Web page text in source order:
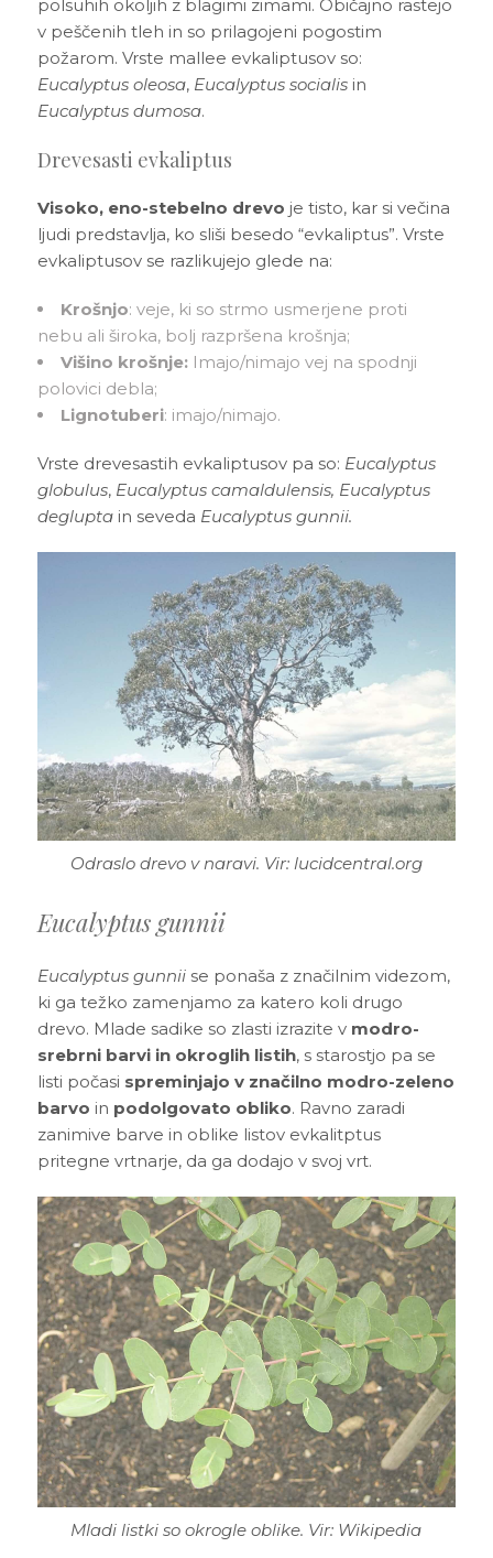
polsuhih okoljih z blagimi zimami. Običajno rastejo
v peščenih tleh in so prilagojeni pogostim
požarom. Vrste mallee evkaliptusov so:
Eucalyptus oleosa, Eucalyptus socialisin
Eucalyptus dumosa.
Drevesasti evkaliptus
Visoko, eno-stebelno drevo je tisto, kar si večina
ljudi predstavlja, ko sliši besedo “evkaliptus”. Vrste
evkaliptusov se razlikujejo glede na:
Krošnjo: veje, ki so strmo usmerjene proti
nebu ali široka, bolj razpršena krošnja;
Višino krošnje:Imajo/nimajo vej na spodnji
polovici debla;
Lignotuberi: imajo/nimajo.
Vrste drevesastih evkaliptusov pa so: Eucalyptus
globulus, Eucalyptus camaldulensis, Eucalyptus
degluptain seveda Eucalyptus gunnii.
Odraslo drevo v naravi. Vir: lucidcentral.org
Eucalyptus gunnii
Eucalyptus gunniise ponaša z značilnim videzom,
ki ga težko zamenjamo za katero koli drugo
drevo. Mlade sadike so zlasti izrazite v modro-
srebrni barvi in okroglih listih, s starostjo pa se
listi počasi spreminjajo v značilno modro-zeleno
barvo in podolgovato obliko. Ravno zaradi
zanimive barve in oblike listov evkalitptus
pritegne vrtnarje, da ga dodajo v svoj vrt.
Mladi listki so okrogle oblike. Vir: Wikipedia